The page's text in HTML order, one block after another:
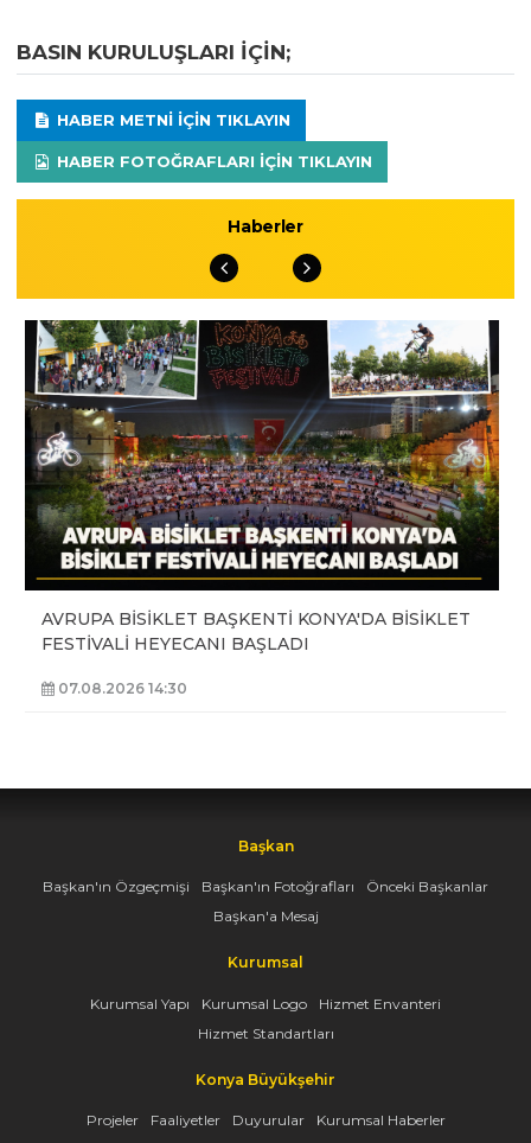
BASIN KURULUŞLARI IÇIN;
HABER METNI IÇIN TIKLAYIN
HABER FOTOĞRAFLARI IÇIN TIKLAYIN
Haberler
AVRUPA BİSİKLET BAŞKENTİ KONYA'DA BİSİKLET
FESTİVALİ HEYECANI BAŞLADI
07.08.2026 14:30
Başkan
Başkan'ın Özgeçmişi Başkan'ın Fotoğrafları
Önceki Başkanlar
Başkan'a Mesaj
Kurumsal
Kurumsal Yapı Kurumsal Logo
Hizmet Envanteri
Hizmet Standartları
Konya Büyükşehir
Projeler Faaliyetler Duyurular Kurumsal Haberler